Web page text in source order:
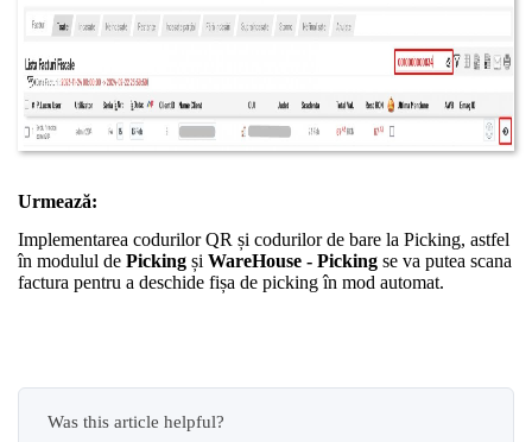
Urmează:
Implementarea codurilor QR și codurilor de bare la Picking, astfel
în modulul de Picking și WareHouse - Picking se va putea scana
factura pentru a deschide fișa de picking în mod automat.
Was this article helpful?